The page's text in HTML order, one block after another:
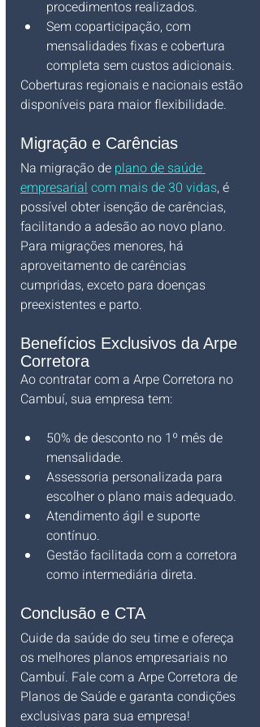
procedimentos realizados.
Sem coparticipação, com
mensalidades fixas e cobertura
completa sem custos adicionais.
Coberturas regionais e nacionais estão
disponíveis para maior flexibilidade.
Migração e Carências
Na migração de plano de saúde
empresarial com mais de 30 vidas, é
possível obter isenção de carências,
facilitando a adesão ao novo plano.
Para migrações menores, há
aproveitamento de carências
cumpridas, exceto para doenças
preexistentes e parto.
Benefícios Exclusivos da Arpe
Corretora
Ao contratar com a Arpe Corretora no
Cambuí, sua empresa tem:
50% de desconto no 1º mês de
mensalidade.
Assessoria personalizada para
escolher o plano mais adequado.
Atendimento ágil e suporte
contínuo.
Gestão facilitada com a corretora
como intermediária direta.
Conclusão e CTA
Cuide da saúde do seu time e ofereça
os melhores planos empresariais no
Cambuí. Fale com a Arpe Corretora de
Planos de Saúde e garanta condições
exclusivas para sua empresa!